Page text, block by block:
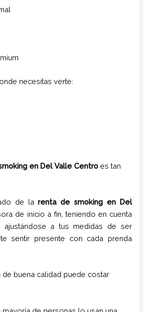
necesitas verte:
en Del Valle Centroes tan
de la renta de smoking en Del
de inicio a fin, teniendo en cuenta
ajustándose a tus medidas de ser
sentir presente con cada prenda
de buena calidad puede costar